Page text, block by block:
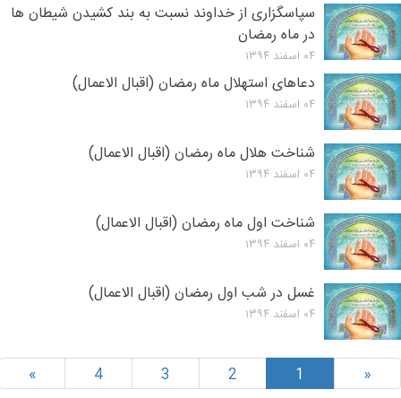
سپاسگزاری از خداوند نسبت به بند کشیدن شیطان ها
در ماه رمضان
۰۴ اسفند ۱۳۹۴
دعاهای استهلال ماه رمضان (اقبال الاعمال)
۰۴ اسفند ۱۳۹۴
شناخت هلال ماه رمضان (اقبال الاعمال)
۰۴ اسفند ۱۳۹۴
شناخت اول ماه رمضان (اقبال الاعمال)
۰۴ اسفند ۱۳۹۴
غسل در شب اول رمضان (اقبال الاعمال)
۰۴ اسفند ۱۳۹۴
«
1
2
3
4
»